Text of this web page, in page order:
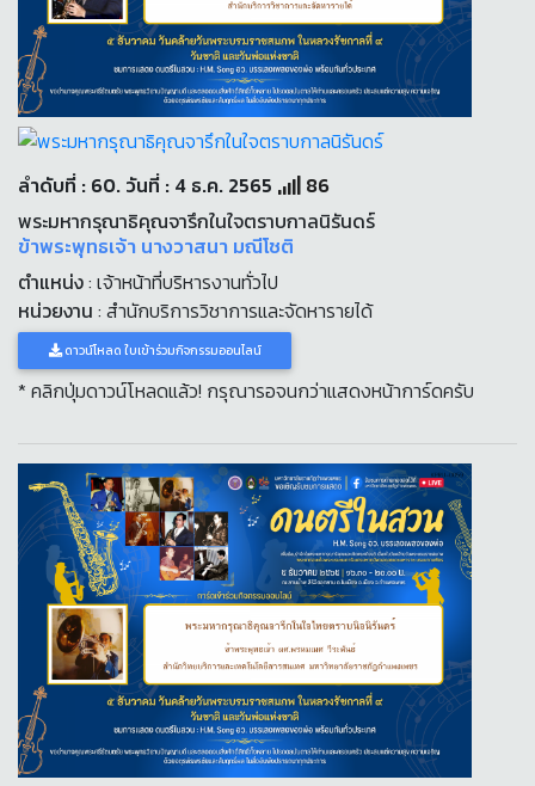
ลำดับที่ : 60. วันที่ : 4 ธ.ค. 2565
86
พระมหากรุณาธิคุณจารึกในใจตราบกาลนิรันดร์
ข้าพระพุทธเจ้า นางวาสนา มณีโชติ
ตำแหน่ง: เจ้าหน้าที่บริหารงานทั่วไป
หน่วยงาน : สำนักบริการวิชาการและจัดหารายได้
ดาวน์โหลด ใบเข้าร่วมกิจกรรมออนไลน์
* คลิกปุ่มดาวน์โหลดแล้ว! กรุณารอจนกว่าแสดงหน้าการ์ดครับ